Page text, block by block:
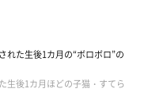
フェロモンのせい!?
れた生後1カ月の“ボロボロ”の
生後1カ月ほどの子猫・すてら